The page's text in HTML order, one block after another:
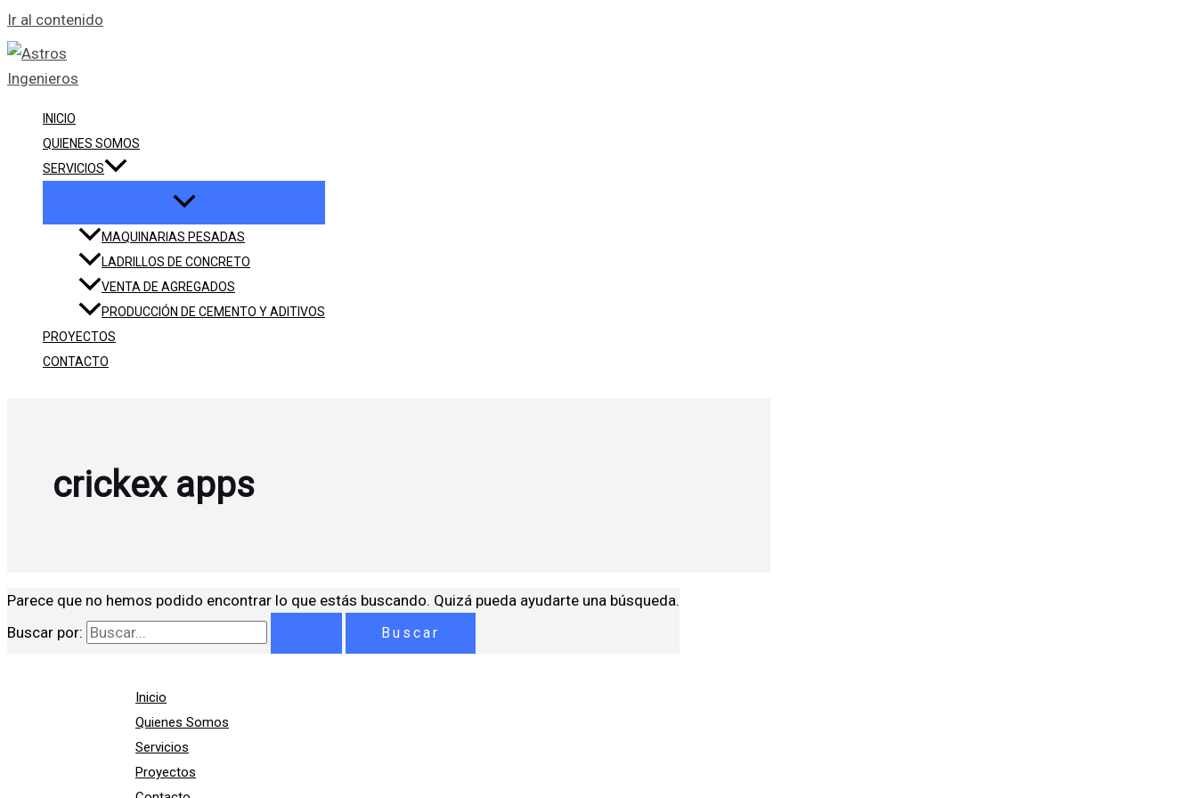
Ir al contenido
INICIO
QUIENES SOMOS
SERVICIOS
MAQUINARIAS PESADAS
LADRILLOS DE CONCRETO
VENTA DE AGREGADOS
PRODUCCIÓN DE CEMENTO Y ADITIVOS
PROYECTOS
CONTACTO
crickex apps
Parece que no hemos podido encontrar lo que estás buscando. Quizá pueda ayudarte una búsqueda.
Buscar por:
Inicio
Quienes Somos
Servicios
Proyectos